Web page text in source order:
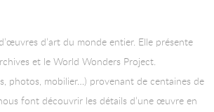
d’art du monde entier. Elle présente
et le World Wonders Project.
photos, mobilier…) provenant de centaines de
font découvrir les détails d’une œuvre en